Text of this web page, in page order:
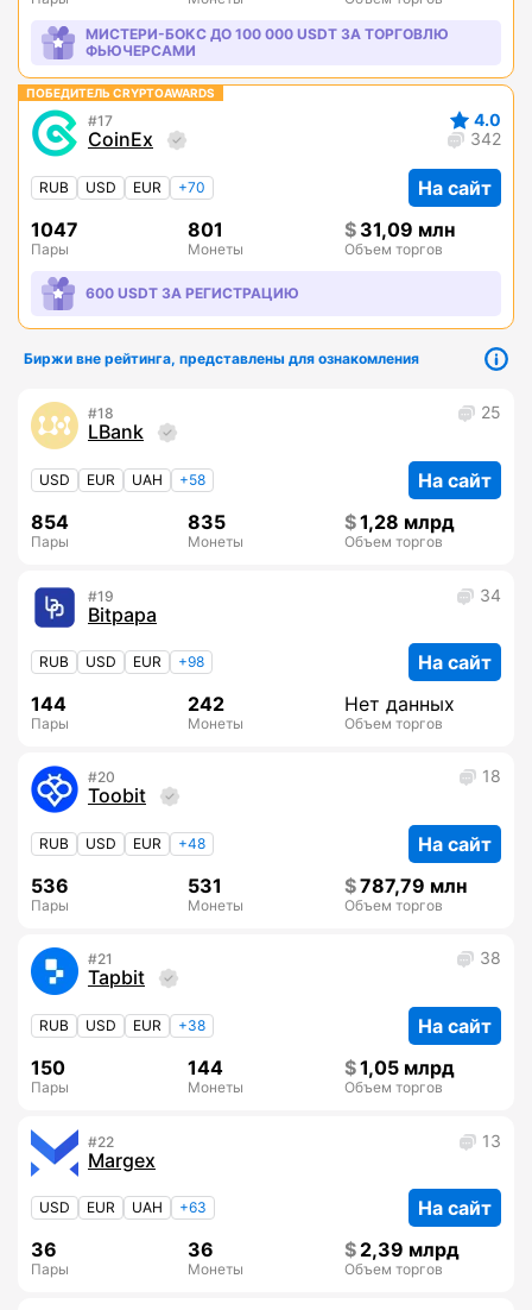
МИСТЕРИ-БОКС ДО 100 000 USDT ЗА ТОРГОВЛЮ
ФЬЮЧЕРСАМИ
ПОБЕДИТЕЛЬ CRYPTOAWARDS
17
CoinEx
4.0
342
RUB USD EUR +70
На сайт
1047
Пары
801
Монеты
31,09 млн
Объем торгов
600 USDT ЗА РЕГИСТРАЦИЮ
Биржи вне рейтинга, представлены для ознакомления
18
LBank
25
USD EUR UAH +58
На сайт
854
Пары
835
Монеты
1,28 млрд
Объем торгов
19
Bitpapa
34
RUB USD EUR +98
На сайт
144
Пары
242
Монеты
Нет данных
Объем торгов
20
Toobit
18
RUB USD EUR +48
На сайт
536
Пары
531
Монеты
787,79 млн
Объем торгов
21
Tapbit
38
RUB USD EUR +38
На сайт
150
Пары
144
Монеты
1,05 млрд
Объем торгов
22
Margex
13
USD EUR UAH +63
На сайт
36
Пары
36
Монеты
2,39 млрд
Объем торгов